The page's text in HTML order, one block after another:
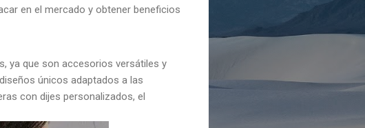
en el mercado y obtener beneficios
ya que son accesorios versátiles y
únicos adaptados a las
con dijes personalizados, el